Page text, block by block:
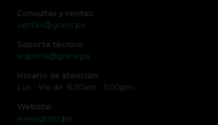
Consultas y ventas:
ventas@grans.pe
Soporte técnico
soporte@grans.pe
Horario de atención:
Lun - Vie de 8:30am - 5:00pm
Website:
www.grans.pe